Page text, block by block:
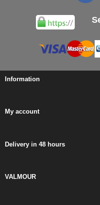
Information
My account
Delivery in 48 hours
VALMOUR